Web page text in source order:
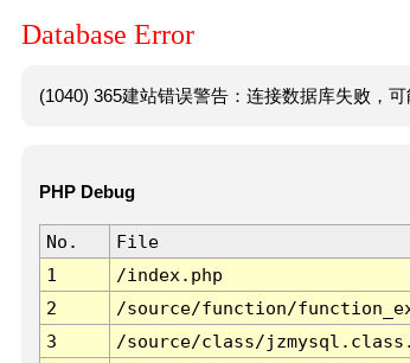
Database Error
(1040) 365建站错误警告：连接数据库失败，
PHP Debug
No. File
1
/index.php
2
/source/function/
3
/source/class/